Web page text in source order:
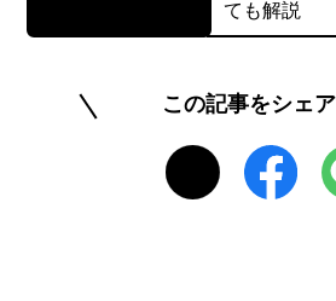
ても解説
この記事をシェ